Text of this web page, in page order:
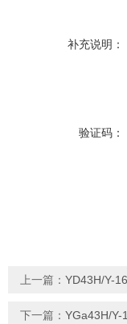
补充说明：
验证码：
上一篇： YD43H/Y-
下一篇： YGa43H/Y-